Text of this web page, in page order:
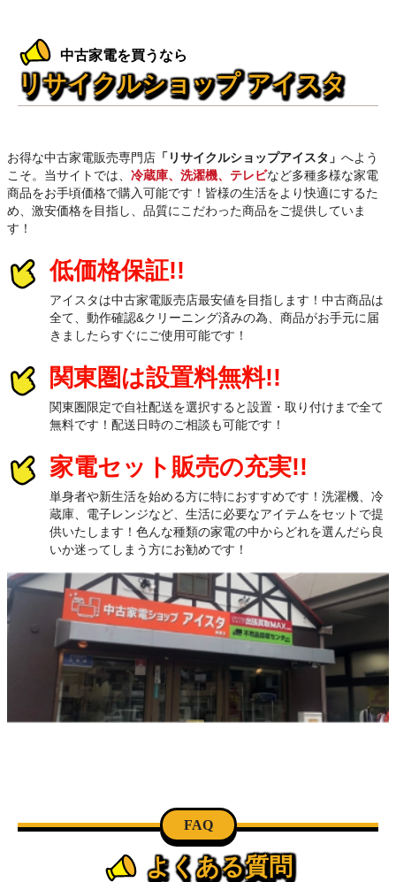
中古家電を買うなら
リサイクルショップ アイスタ
お得な中古家電販売専門店 「リサイクルショップアイスタ」 へよう
こそ。当サイトでは、 冷蔵庫、洗濯機、テレビなど多種多様な家電
商品をお手頃価格で購入可能です！皆様の生活をより快適にするた
め、激安価格を目指し、品質にこだわった商品をご提供していま
す！
低価格保証!!
アイスタは中古家電販売店最安値を目指します！中古商品は
全て、動作確認&クリーニング済みの為、商品がお手元に届
きましたらすぐにご使用可能です！
関東圏は設置料無料!!
関東圏限定で自社配送を選択すると設置・取り付けまで全て
無料です！配送日時のご相談も可能です！
家電セット販売の充実!!
単身者や新生活を始める方に特におすすめです！洗濯機、冷
蔵庫、電子レンジなど、生活に必要なアイテムをセットで提
供いたします！色んな種類の家電の中からどれを選んだら良
いか迷ってしまう方にお勧めです！
FAQ
よくある質問